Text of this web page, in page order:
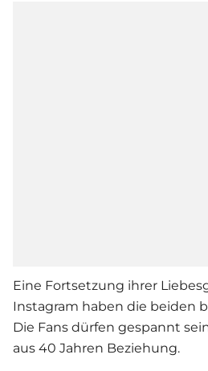
Eine Fortsetzung ihrer Liebe
Instagram haben die beiden
Die Fans dürfen gespannt
aus 40 Jahren Beziehung.